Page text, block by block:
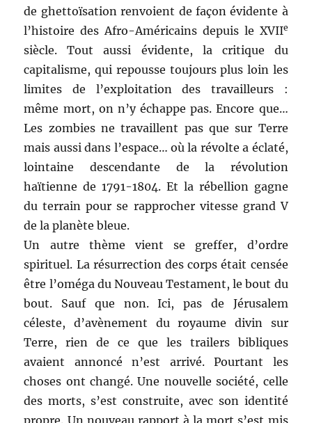
de ghettoïsation renvoient de façon évidente à
l’histoire des Afro-Américains depuis le XVIIe
siècle. Tout aussi évidente, la critique du
capitalisme, qui repousse toujours plus loin les
limites de l’exploitation des travailleurs :
même mort, on n’y échappe pas. Encore que…
Les zombies ne travaillent pas que sur Terre
mais aussi dans l’espace… où la révolte a éclaté,
lointaine descendante de la révolution
haïtienne de 1791-1804. Et la rébellion gagne
du terrain pour se rapprocher vitesse grand V
de la planète bleue.
Un autre thème vient se greffer, d’ordre
spirituel. La résurrection des corps était censée
être l’oméga du Nouveau Testament, le bout du
bout. Sauf que non. Ici, pas de Jérusalem
céleste, d’avènement du royaume divin sur
Terre, rien de ce que les trailers bibliques
avaient annoncé n’est arrivé. Pourtant les
choses ont changé. Une nouvelle société, celle
des morts, s’est construite, avec son identité